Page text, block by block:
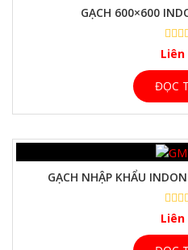
GẠCH 600×600
Liên
ĐỌC
GẠCH NHẬP KHẨU
Liên